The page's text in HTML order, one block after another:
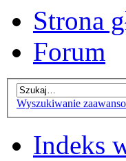
Strona
Forum
Wyszukiwanie
Indeks